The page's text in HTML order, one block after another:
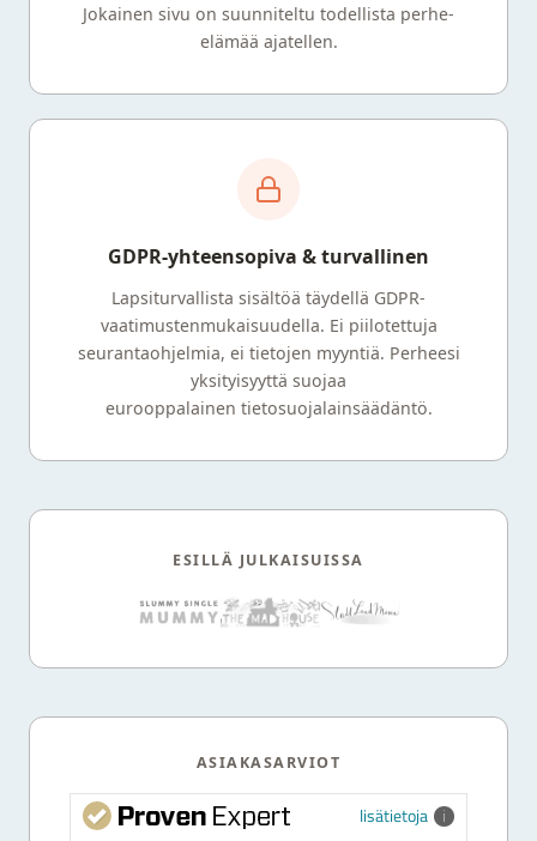
Jokainen sivu on suunniteltu todellista perhe-
elämää ajatellen.
GDPR-yhteensopiva & turvallinen
Lapsiturvallista sisältöä täydellä GDPR-
vaatimustenmukaisuudella. Ei piilotettuja
seurantaohjelmia, ei tietojen myyntiä. Perheesi
yksityisyyttä suojaa
eurooppalainen tietosuojalainsäädäntö.
ESILLÄ JULKAISUISSA
ASIAKASARVIOT
lisätietoja